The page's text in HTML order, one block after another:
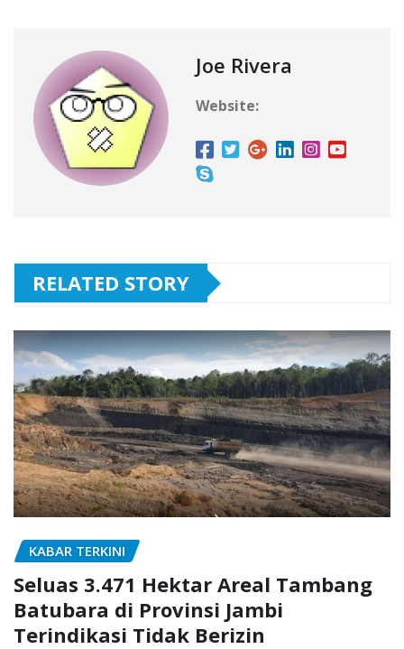
Joe Rivera
Website:
RELATED STORY
KABAR TERKINI
Seluas 3.471 Hektar Areal Tambang
Batubara di Provinsi Jambi
Terindikasi Tidak Berizin